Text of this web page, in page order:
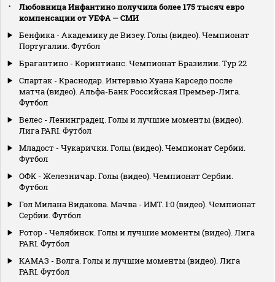
Любовница Инфантино получила более 175 тысяч евро
компенсации от УЕФА — СМИ
Бенфика - Академику де Визеу. Голы (видео). Чемпионат
Португалии. Футбол
Брагантино - Коринтианс. Чемпионат Бразилии. Тур 22
Спартак - Краснодар. Интервью Хуана Карседо после
матча (видео). Альфа-Банк Российская Премьер-Лига.
Футбол
Велес - Ленинградец. Голы и лучшие моменты (видео).
Лига PARI. Футбол
Младост - Чукарички. Голы (видео). Чемпионат Сербии.
Футбол
ОФК - Железничар. Голы (видео). Чемпионат Сербии.
Футбол
Гол Милана Видакова. Мачва - ИМТ. 1:0 (видео). Чемпионат
Сербии. Футбол
Ротор - Челябинск. Голы и лучшие моменты (видео). Лига
PARI. Футбол
КАМАЗ - Волга. Голы и лучшие моменты (видео). Лига
PARI. Футбол